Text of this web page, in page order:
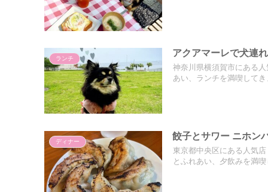
ランチ
アクアマーレで犬連
神奈川県横須賀市にある
あい、ランチを満喫して
ディナー
餃子とサワー ニホン
東京都中央区にある人気
とふれあい、夕飲みを満